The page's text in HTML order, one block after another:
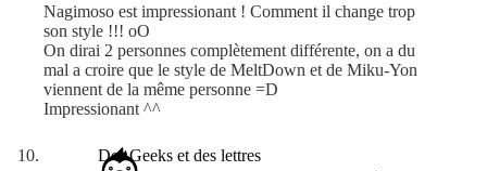
Nagimoso est impressionant ! Comment il change trop
son style !!! oO
On dirai 2 personnes complètement différente, on a du
mal a croire que le style de MeltDown et de Miku-Yon
viennent de la même personne =D
Impressionant ^^
Des Geeks et des lettres